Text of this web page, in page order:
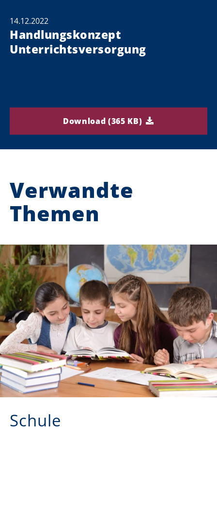
14.12.2022
Handlungskonzept
Unterrichtsversorgung
Download (365 KB)
Verwandte
Themen
Schule